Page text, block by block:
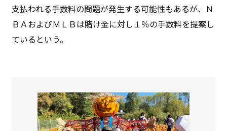
支払われる手数料の問題が発生する可能性もあるが、Ｎ
ＢＡおよびＭＬＢは賭け金に対し１％の手数料を提案し
ているという。